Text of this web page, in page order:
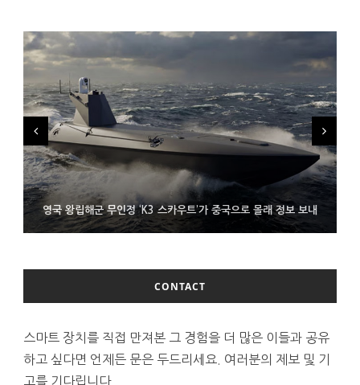
영국 왕립해군 무인정 ‘K3 스카우트’가 중국으로 몰래 정보 보내
코레일 ‘종이 없는 승차권’ 서비스 담은 삼성 월렛
시력 조정 기능 얹고 가격 낮춘 공간 디스플레이 안경 ‘비추어 프로
2’ 공개
CONTACT
스마트 장치를 직접 만져본 그 경험을 더 많은 이들과 공유
하고 싶다면 언제든 문은 두드리세요. 여러분의 제보 및 기
고를 기다립니다.